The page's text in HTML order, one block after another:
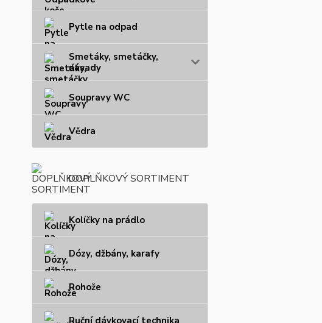
Pytle na odpad
Smetáky, smetáčky,
násady
Soupravy WC
Vědra
DOPLŇKOVÝ SORTIMENT
Kolíčky na prádlo
Dózy, džbány, karafy
Rohože
Ruční dávkovací technika